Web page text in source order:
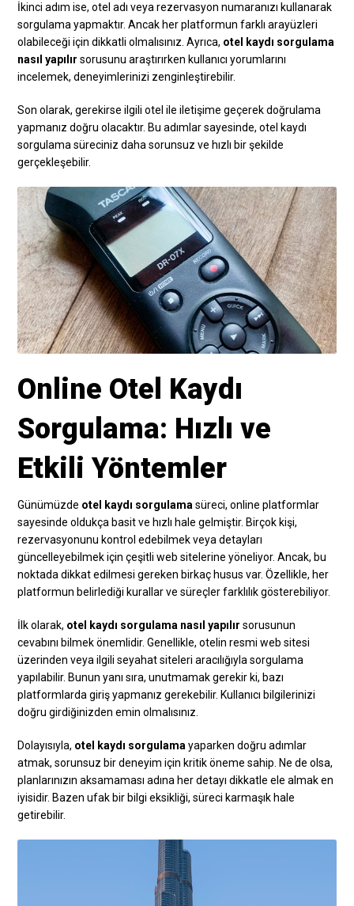
İkinci adım ise, otel adı veya rezervasyon numaranızı kullanarak
sorgulama yapmaktır. Ancak her platformun farklı arayüzleri
olabileceği için dikkatli olmalısınız. Ayrıca, otel kaydı sorgulama
nasıl yapılır sorusunu araştırırken kullanıcı yorumlarını
incelemek, deneyimlerinizi zenginleştirebilir.
Son olarak, gerekirse ilgili otel ile iletişime geçerek doğrulama
yapmanız doğru olacaktır. Bu adımlar sayesinde, otel kaydı
sorgulama süreciniz daha sorunsuz ve hızlı bir şekilde
gerçekleşebilir.
Online Otel Kaydı
Sorgulama: Hızlı ve
Etkili Yöntemler
Günümüzde otel kaydı sorgulama süreci, online platformlar
sayesinde oldukça basit ve hızlı hale gelmiştir. Birçok kişi,
rezervasyonunu kontrol edebilmek veya detayları
güncelleyebilmek için çeşitli web sitelerine yöneliyor. Ancak, bu
noktada dikkat edilmesi gereken birkaç husus var. Özellikle, her
platformun belirlediği kurallar ve süreçler farklılık gösterebiliyor.
İlk olarak, otel kaydı sorgulama nasıl yapılır sorusunun
cevabını bilmek önemlidir. Genellikle, otelin resmi web sitesi
üzerinden veya ilgili seyahat siteleri aracılığıyla sorgulama
yapılabilir. Bunun yanı sıra, unutmamak gerekir ki, bazı
platformlarda giriş yapmanız gerekebilir. Kullanıcı bilgilerinizi
doğru girdiğinizden emin olmalısınız.
Dolayısıyla, otel kaydı sorgulama yaparken doğru adımlar
atmak, sorunsuz bir deneyim için kritik öneme sahip. Ne de olsa,
planlarınızın aksamaması adına her detayı dikkatle ele almak en
iyisidir. Bazen ufak bir bilgi eksikliği, süreci karmaşık hale
getirebilir.